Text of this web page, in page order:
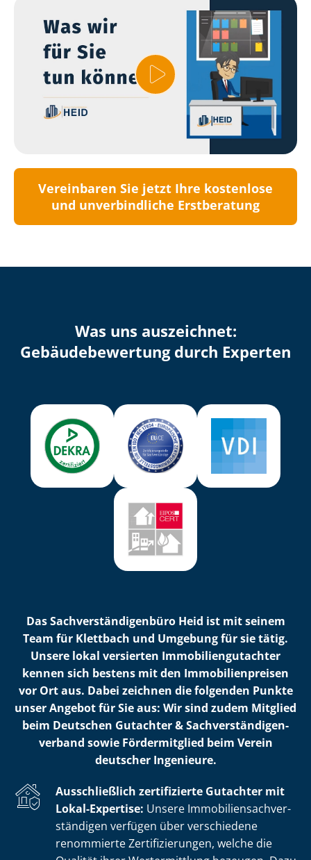
Vereinbaren Sie jetzt Ihre kostenlose
und unverbindliche Erstberatung
Was uns auszeichnet:
Ge­bäu­de­be­wer­tung durch Experten
Das Sach­ver­stän­di­gen­bü­ro Heid ist mit seinem
Team für Klettbach und Umgebung für sie tätig.
Unsere lokal versierten Im­mo­bi­li­en­gut­ach­ter
kennen sich bestens mit den Im­mo­bi­li­en­prei­sen
vor Ort aus. Dabei zeichnen die folgenden Punkte
unser Angebot für Sie aus: Wir sind zudem Mitglied
beim Deutschen Gutachter & Sach­ver­stän­di­gen­
ver­band sowie Fördermitglied beim Verein
deutscher Ingenieure.
Ausschließlich zertifizierte Gutachter mit
Lokal-Expertise: Unsere Im­mo­bi­li­en­sach­ver­
stän­di­gen verfügen über verschiedene
renommierte Zer­ti­fi­zie­run­gen, welche die